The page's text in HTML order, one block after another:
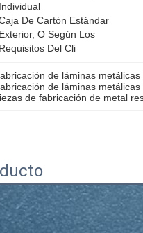
Individual
De Cartón Estándar
Exterior, O Según Los
Requisitos Del Cli
de láminas
de láminas
de fabricación de metal